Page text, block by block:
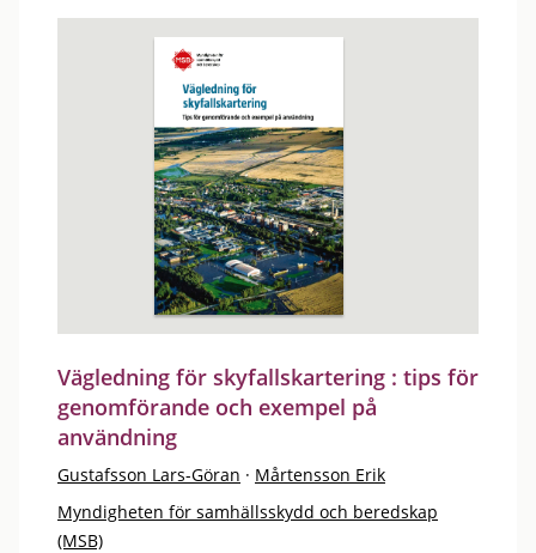
Vägledning för skyfallskartering : tips för
genomförande och exempel på
användning
Gustafsson Lars-Göran · Mårtensson Erik
Myndigheten för samhällsskydd och beredskap
(MSB)